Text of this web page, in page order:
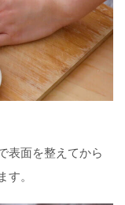
表面を整えてから
。